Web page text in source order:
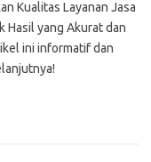
Kualitas Layanan Jasa
Hasil yang Akurat dan
ini informatif dan